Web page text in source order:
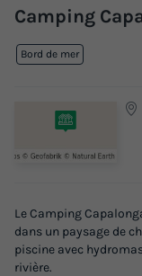
Camping
Bord de mer
Le Camping
dans un paysage de
piscine avec
rivière.